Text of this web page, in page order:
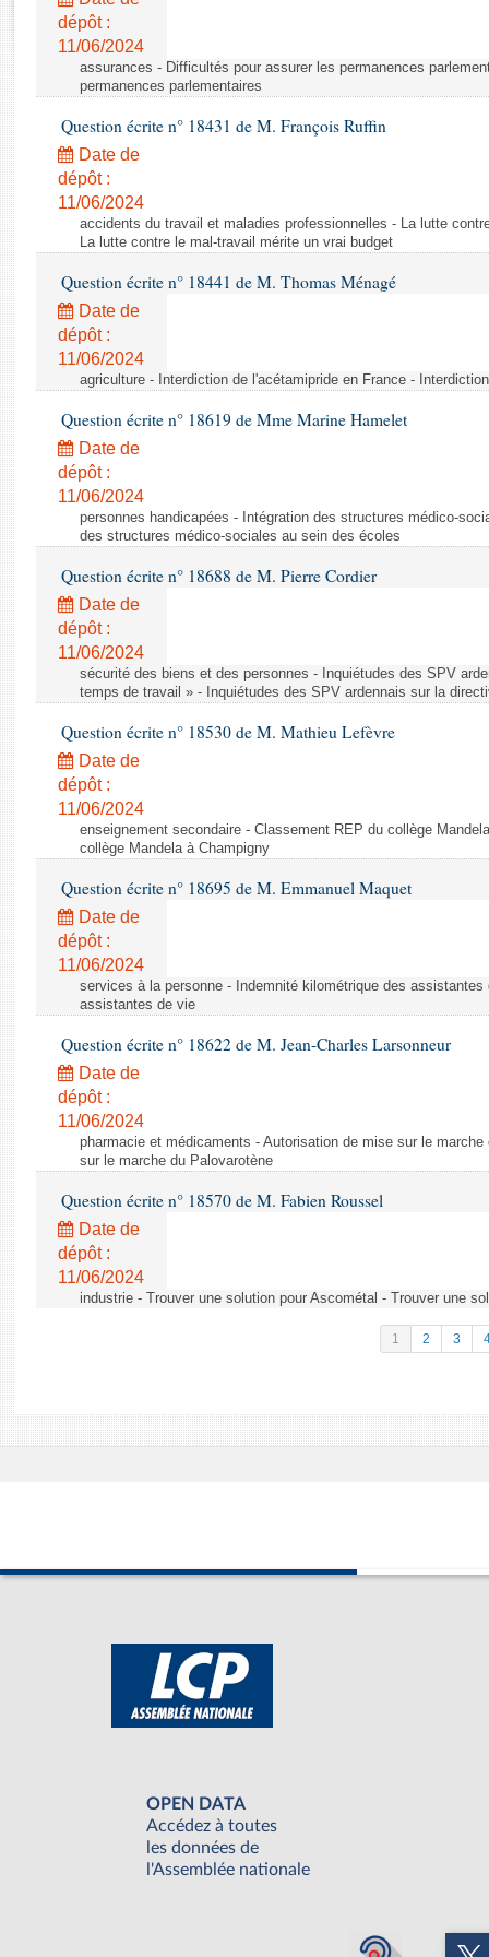
Rapports d'enquête
Rapports législatifs
Baromètre de l’application des lois
Dossiers législatifs
Budget et sécurité sociale
Questions écrites et orales
Comptes rendus des débats
dépôt :
11/06/2024
assurances - Difficultés pour assurer les permanences
permanences parlementaires
Question écrite n° 18431 de M. François Ruffin
Date de
dépôt :
11/06/2024
accidents du travail et maladies professionnelles - La lutte
La lutte contre le mal-travail mérite un vrai budget
Question écrite n° 18441 de M. Thomas Ménagé
Date de
dépôt :
11/06/2024
agriculture - Interdiction de l'acétamipride en France -
Question écrite n° 18619 de Mme Marine Hamelet
Date de
dépôt :
11/06/2024
personnes handicapées - Intégration des structures médico-
des structures médico-sociales au sein des écoles
Question écrite n° 18688 de M. Pierre Cordier
Date de
dépôt :
11/06/2024
sécurité des biens et des personnes - Inquiétudes des SPV
temps de travail » - Inquiétudes des SPV ardennais sur la
Question écrite n° 18530 de M. Mathieu Lefèvre
Date de
dépôt :
11/06/2024
enseignement secondaire - Classement REP du collège
collège Mandela à Champigny
Question écrite n° 18695 de M. Emmanuel Maquet
Date de
dépôt :
11/06/2024
services à la personne - Indemnité kilométrique des
assistantes de vie
Question écrite n° 18622 de M. Jean-Charles Larsonneur
Date de
dépôt :
11/06/2024
pharmacie et médicaments - Autorisation de mise sur le
sur le marche du Palovarotène
Question écrite n° 18570 de M. Fabien Roussel
Date de
dépôt :
11/06/2024
industrie - Trouver une solution pour Ascométal - Trouver une
1 2 3
OPEN DATA
Accédez à toutes
les données de
l'Assemblée nationale